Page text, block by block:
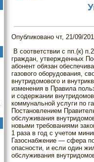
Опубликовано чт, 21/09/
В соответствии с пп.(к)
граждан, утвержденных
абонент обязан
газового оборудования,
внутридомового и
изменения в Правила
и содержании
коммунальной услуги по
Постановлением
обслуживания
новыми требованиями
1 раза в год с учетом
Газоснабжение — сфера
опасности, и если один
обслуживания